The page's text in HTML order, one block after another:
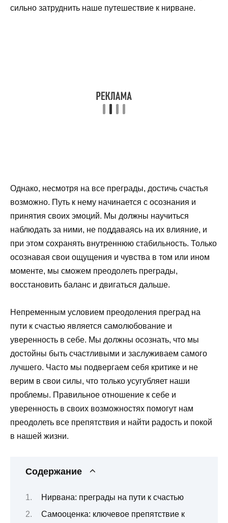
сильно затруднить наше путешествие к нирване.
Однако, несмотря на все преграды, достичь счастья
возможно. Путь к нему начинается с осознания и
принятия своих эмоций. Мы должны научиться
наблюдать за ними, не поддаваясь на их влияние, и
при этом сохранять внутреннюю стабильность. Только
осознавая свои ощущения и чувства в том или ином
моменте, мы сможем преодолеть преграды,
восстановить баланс и двигаться дальше.
Непременным условием преодоления преград на
пути к счастью является самолюбование и
уверенность в себе. Мы должны осознать, что мы
достойны быть счастливыми и заслуживаем самого
лучшего. Часто мы подвергаем себя критике и не
верим в свои силы, что только усугубляет наши
проблемы. Правильное отношение к себе и
уверенность в своих возможностях помогут нам
преодолеть все препятствия и найти радость и покой
в нашей жизни.
Содержание
Нирвана: преграды на пути к счастью
Самооценка: ключевое препятствие к